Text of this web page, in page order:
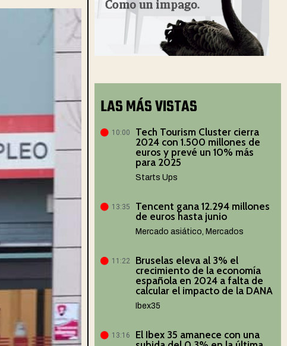
LAS MÁS VISTAS
10:00
Tech Tourism Cluster cierra
2024 con 1.500 millones de
euros y prevé un 10% más
para 2025
Starts Ups
13:35
Tencent gana 12.294 millones
de euros hasta junio
Mercado asiático Mercados
11:22
Bruselas eleva al 3% el
crecimiento de la economía
española en 2024 a falta de
calcular el impacto de la DANA
Ibex35
13:16
El Ibex 35 amanece con una